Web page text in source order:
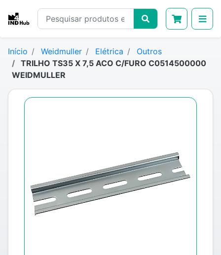
Início Weidmuller Elétrica
Outros
TRILHO TS35 X 7,5 ACO C/FURO C0514500000
WEIDMULLER